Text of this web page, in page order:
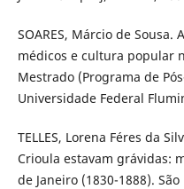
SOARES, Márcio de Sousa.
médicos e cultura popular
Mestrado (Programa de
Universidade Federal
TELLES, Lorena Féres da
Crioula estavam grávidas:
de Janeiro (1830-1888).